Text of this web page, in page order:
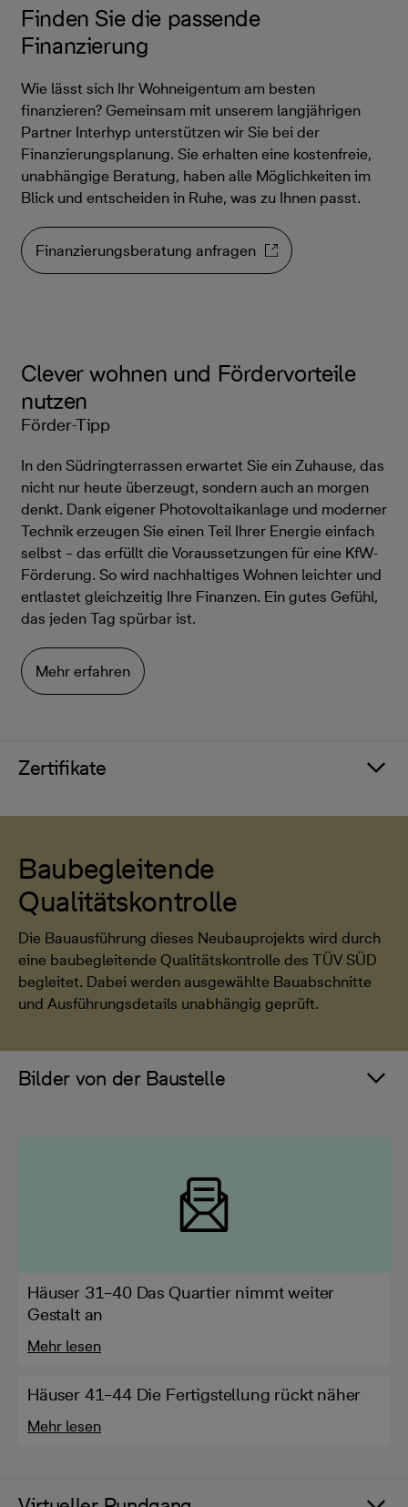
Finden Sie die passende
Finanzierung
Wie lässt sich Ihr Wohneigentum am besten
finanzieren? Gemeinsam mit unserem langjährigen
Partner Interhyp unterstützen wir Sie bei der
Finanzierungsplanung. Sie erhalten eine kostenfreie,
unabhängige Beratung, haben alle Möglichkeiten im
Blick und entscheiden in Ruhe, was zu Ihnen passt.
Finanzierungsberatung anfragen
Clever wohnen und Fördervorteile
nutzen
Förder-Tipp
In den Südringterrassen erwartet Sie ein Zuhause, das
nicht nur heute überzeugt, sondern auch an morgen
denkt. Dank eigener Photovoltaikanlage und moderner
Technik erzeugen Sie einen Teil Ihrer Energie einfach
selbst – das erfüllt die Voraussetzungen für eine KfW-
Förderung. So wird nachhaltiges Wohnen leichter und
entlastet gleichzeitig Ihre Finanzen. Ein gutes Gefühl,
das jeden Tag spürbar ist.
Mehr erfahren
Zertifikate
Baubegleitende
Qualitätskontrolle
Die Bauausführung dieses Neubauprojekts wird durch
eine baubegleitende Qualitätskontrolle des TÜV SÜD
begleitet. Dabei werden ausgewählte Bauabschnitte
und Ausführungsdetails unabhängig geprüft.
Bilder von der Baustelle
Häuser 31–40 Das Quartier nimmt weiter
Gestalt an
Mehr lesen
Häuser 41–44 Die Fertigstellung rückt näher
Mehr lesen